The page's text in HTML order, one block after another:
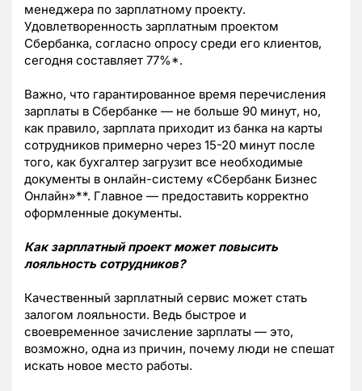
менеджера по зарплатному проекту.
Удовлетворенность зарплатным проектом
Сбербанка, согласно опросу среди его клиентов,
сегодня составляет 77%*.
Важно, что гарантированное время перечисления
зарплаты в Сбербанке — не больше 90 минут, но,
как правило, зарплата приходит из банка на карты
сотрудников примерно через 15-20 минут после
того, как бухгалтер загрузит все необходимые
документы в онлайн-систему «Сбербанк Бизнес
Онлайн»**. Главное — предоставить корректно
оформленные документы.
Как зарплатный проект может повысить
лояльность сотрудников?
Качественный зарплатный сервис может стать
залогом лояльности. Ведь быстрое и
своевременное зачисление зарплаты — это,
возможно, одна из причин, почему люди не спешат
искать новое место работы.